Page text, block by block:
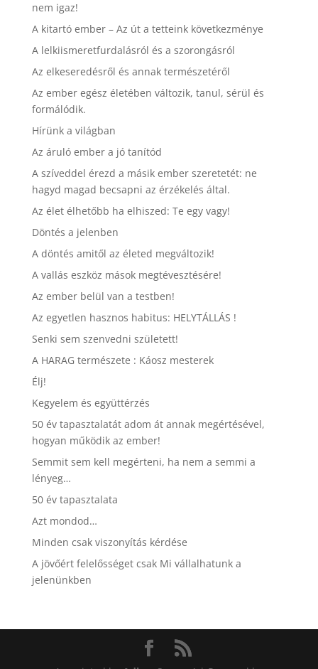
nem igaz!
A kitartó ember – Az út a tetteink következménye
A lelkiismeretfurdalásról és a szorongásról
Az elkeseredésről és annak természetéről
Az ember egész életében változik, tanul, sérül és
formálódik.
Hírünk a világban
Az áruló ember a jó tanítód
A szíveddel érezd a másik ember szeretetét: ne
hagyd magad becsapni az érzékelés által.
Az élet élhetőbb ha elhiszed: Te egy vagy!
Döntés a jelenben
A döntés amitől az életed megváltozik!
A vallás eszköz mások megtévesztésére!
Az ember belül van a testben!
Az egyetlen hasznos habitus: HELYTÁLLÁS !
Senki sem szenvedni született!
A HARAG természete : Káosz mesterek
Élj!
Kegyelem és együttérzés
50 év tapasztalatát adom át annak megértésével,
hogyan működik az ember!
Semmit sem kell megérteni, ha nem a semmi a
lényeg…
50 év tapasztalata
Azt mondod…
Minden csak viszonyítás kérdése
A jövőért felelősséget csak Mi vállalhatunk a
jelenünkben